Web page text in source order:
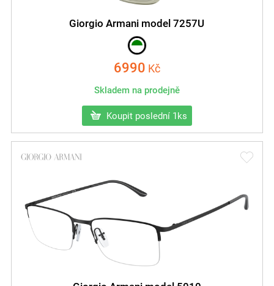
Giorgio Armani model 7257U
6990 Kč
Skladem na prodejně
Koupit poslední 1ks